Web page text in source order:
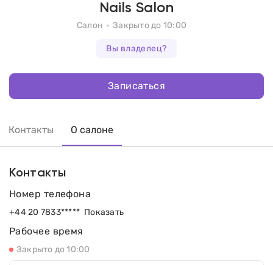
Nails Salon
Салон Закрыто до 10:00
Вы владелец?
Записаться
Контакты О салоне
Контакты
Рабочее время
Закрыто до 10:00
Номер телефона
+44 20 7833***** Показать